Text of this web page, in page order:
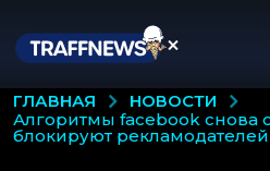
ГЛАВНАЯ
НОВОСТИ
алгоритмы facebook снова сломались - массово
блокируют рекламодателей